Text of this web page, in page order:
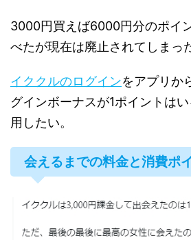
3000円買えば6000円分のポイ
べたが現在は廃止されてしまっ
イククルのログインをアプリか
グインボーナスが1ポイントは
用したい。
会えるまでの料金と消費ポ